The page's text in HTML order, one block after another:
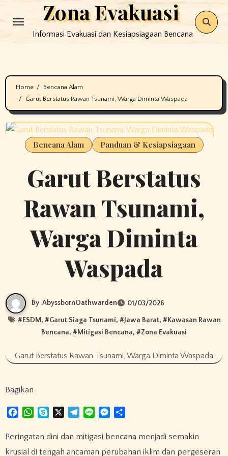
to
Zona Evakuasi
Informasi Evakuasi dan Kesiapsiagaan Bencana
Home
Bencana Alam
Garut Berstatus Rawan Tsunami, Warga Diminta Waspada
Bencana Alam Panduan & Kesiapsiagaan
Garut Berstatus
Rawan Tsunami,
Warga Diminta
Waspada
By AbyssbornOathwarden 01/03/2026
#ESDM, #Garut Siaga Tsunami, #Jawa Barat, #Kawasan Rawan
Bencana, #Mitigasi Bencana, #Zona Evakuasi
Garut Berstatus Rawan Tsunami, Warga Diminta Waspada
Bagikan
c
W
a
t
y
l
n
M
s
a
Peringatan dini dan mitigasi bencana menjadi semakin
krusial di tengah ancaman perubahan iklim dan pergeseran